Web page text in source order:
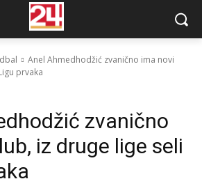
Anel Ahmedhodžić zvanično ima novi
prvaka
zvanično
iz druge lige seli